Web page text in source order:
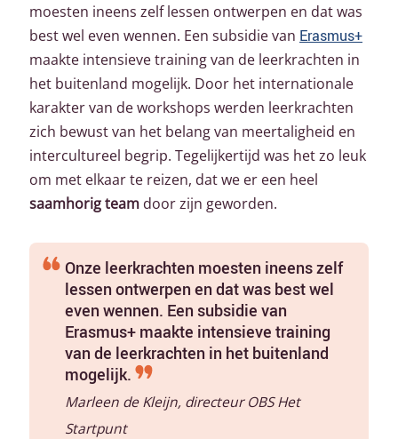
moesten ineens zelf lessen ontwerpen en dat was
best wel even wennen. Een subsidie van Erasmus+
maakte intensieve training van de leerkrachten in
het buitenland mogelijk. Door het internationale
karakter van de workshops werden leerkrachten
zich bewust van het belang van meertaligheid en
intercultureel begrip. Tegelijkertijd was het zo leuk
om met elkaar te reizen, dat we er een heel
saamhorig team door zijn geworden.
Onze leerkrachten moesten ineens zelf
lessen ontwerpen en dat was best wel
even wennen. Een subsidie van
Erasmus+ maakte intensieve training
van de leerkrachten in het buitenland
mogelijk.
Marleen de Kleijn, directeur OBS Het
Startpunt